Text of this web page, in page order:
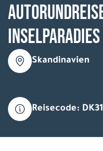
Inselparadies
Skandinavien
Reisecode: